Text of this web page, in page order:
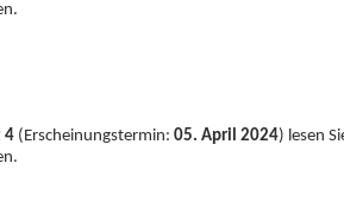
4 (Erscheinungstermin: 05. April 2024) lesen